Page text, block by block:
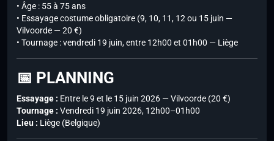
• Âge : 55 à 75 ans
• Essayage costume obligatoire (9, 10, 11, 12 ou 15 juin —
Vilvoorde — 20 €)
• Tournage : vendredi 19 juin, entre 12h00 et 01h00 — Liège
📅 PLANNING
Essayage : Entre le 9 et le 15 juin 2026 — Vilvoorde (20 €)
Tournage : Vendredi 19 juin 2026, 12h00–01h00
Lieu : Liège (Belgique)